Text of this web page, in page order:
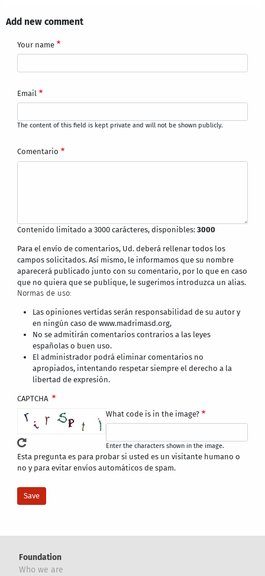
Add new comment
Your name
Email
The content of this field is kept private and will not be shown publicly.
Comentario
Contenido limitado a 3000 carácteres, disponibles:3000
Para el envío de comentarios, Ud. deberá rellenar todos los
campos solicitados. Así mismo, le informamos que su nombre
aparecerá publicado junto con su comentario, por lo que en caso
que no quiera que se publique, le sugerimos introduzca un alias.
Normas de uso:
Las opiniones vertidas serán responsabilidad de su autor y
en ningún caso de www.madrimasd.org,
No se admitirán comentarios contrarios a las leyes
españolas o buen uso.
El administrador podrá eliminar comentarios no
apropiados, intentando respetar siempre el derecho a la
libertad de expresión.
CAPTCHA
What code is in the image?
Enter the characters shown in the image.
Esta pregunta es para probar si usted es un visitante humano o
no y para evitar envíos automáticos de spam.
Foundation
Who we are